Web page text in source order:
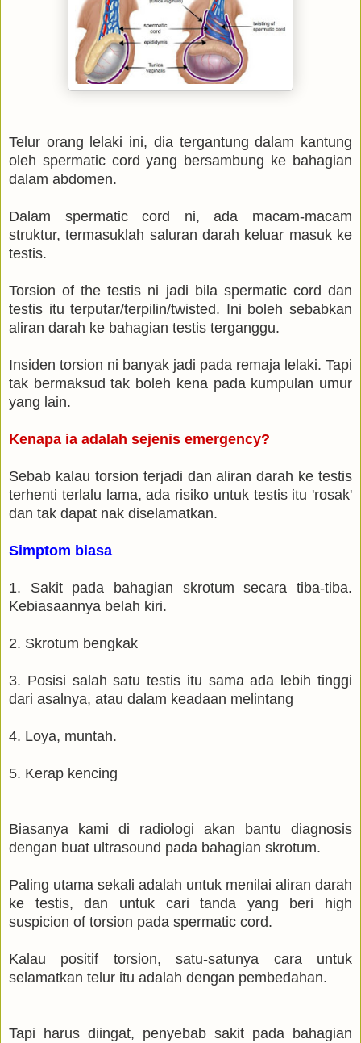
Telur orang lelaki ini, dia tergantung dalam kantung
oleh spermatic cord yang bersambung ke bahagian
dalam abdomen.
Dalam spermatic cord ni, ada macam-macam
struktur, termasuklah saluran darah keluar masuk ke
testis.
Torsion of the testis ni jadi bila spermatic cord dan
testis itu terputar/terpilin/twisted. Ini boleh sebabkan
aliran darah ke bahagian testis terganggu.
Insiden torsion ni banyak jadi pada remaja lelaki. Tapi
tak bermaksud tak boleh kena pada kumpulan umur
yang lain.
Kenapa ia adalah sejenis emergency?
Sebab kalau torsion terjadi dan aliran darah ke testis
terhenti terlalu lama, ada risiko untuk testis itu 'rosak'
dan tak dapat nak diselamatkan.
Simptom biasa
1. Sakit pada bahagian skrotum secara tiba-tiba.
Kebiasaannya belah kiri.
2. Skrotum bengkak
3. Posisi salah satu testis itu sama ada lebih tinggi
dari asalnya, atau dalam keadaan melintang
4. Loya, muntah.
5. Kerap kencing
Biasanya kami di radiologi akan bantu diagnosis
dengan buat ultrasound pada bahagian skrotum.
Paling utama sekali adalah untuk menilai aliran darah
ke testis, dan untuk cari tanda yang beri high
suspicion of torsion pada spermatic cord.
Kalau positif torsion, satu-satunya cara untuk
selamatkan telur itu adalah dengan pembedahan.
Tapi harus diingat, penyebab sakit pada bahagian